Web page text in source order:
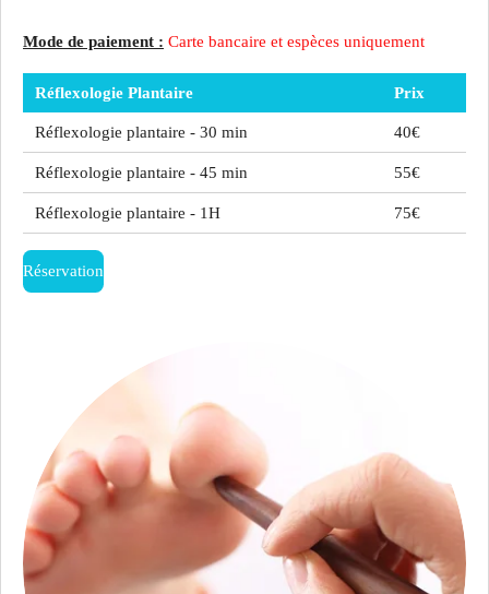
Mode de paiement : Carte bancaire et espèces uniquement
Réflexologie Plantaire Prix
Réflexologie plantaire - 30 min 40€
Réflexologie plantaire - 45 min 55€
Réflexologie plantaire - 1H 75€
Réservation